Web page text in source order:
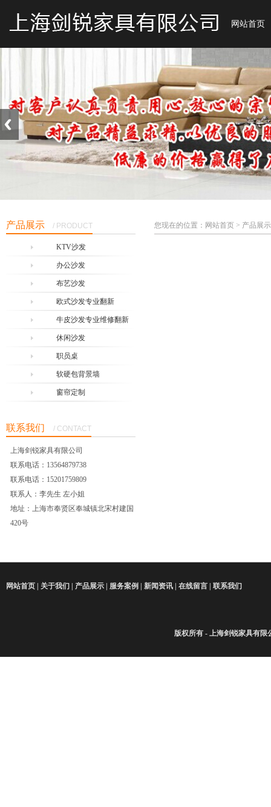
网站首页
产品展示 / PRODUCT
KTV沙发
办公沙发
布艺沙发
欧式沙发专业翻新
牛皮沙发专业维修翻新
休闲沙发
职员桌
软硬包背景墙
窗帘定制
联系我们 / CONTACT
上海剑锐家具有限公司
联系电话：13564879738
联系电话：15201759809
联系人：李先生 左小姐
地址：上海市奉贤区奉城镇北宋村建国
420号
您现在的位置：网站首页 > 产品展示
网站首页 | 关于我们 | 产品展示 | 服务案例 | 新闻资讯 | 在线留言 | 联系我们
版权所有 - 上海剑锐家具有限